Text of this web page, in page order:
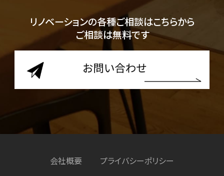
リノベーションの各種ご相談はこちらから
ご相談は無料です
会社概要 プライバシーポリシー